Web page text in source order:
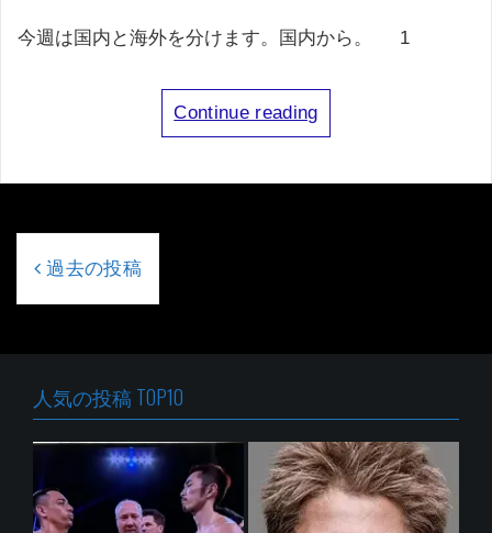
今週は国内と海外を分けます。国内から。 1
Continue reading
投
稿
ー
ョ
ン
過去の投稿
人気の投稿 TOP10